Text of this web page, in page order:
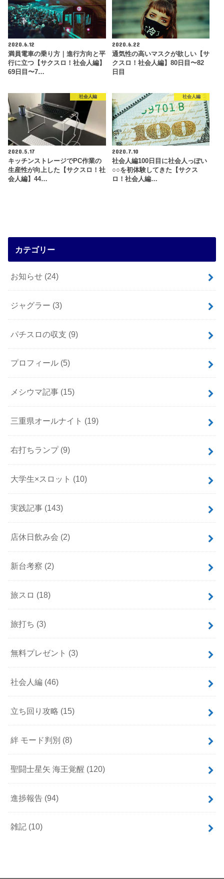
2020.6.12
満員電車の乗り方｜進行方向と平
行に立つ【サクスロ！社会人編】
69日目〜7…
2020.6.22
通気性の高いマスクが欲しい【サ
クスロ！社会人編】80日目〜82
日目
社会人編
2020.5.17
キッチンストレージでPC作業の
生産性が向上した【サクスロ！社
会人編】44…
社会人編
2020.7.10
社会人編100日目に社会人っぽい
○○を初体験してきた【サクス
ロ！社会人編…
カテゴリー
お知らせ (24)
ジャグラー (3)
パチスロの収支 (9)
プロフィール (5)
メシウマ記事 (15)
三重県オールナイト (19)
右打ちランプ (9)
大学生×スロット (10)
実践記事 (143)
店休日飲み会 (2)
新台考察 (2)
旅スロ (18)
旅打ち (3)
無料プレゼント (3)
社会人編 (46)
立ち回り攻略 (15)
絆 モード判別 (8)
聖闘士星矢 海王覚醒 (120)
進捗報告 (94)
雑記 (10)